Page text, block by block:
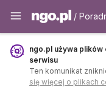
Poradnik -
/
ngo.pl używa plików
serwisu
Ten komunikat
się więcej o plikach